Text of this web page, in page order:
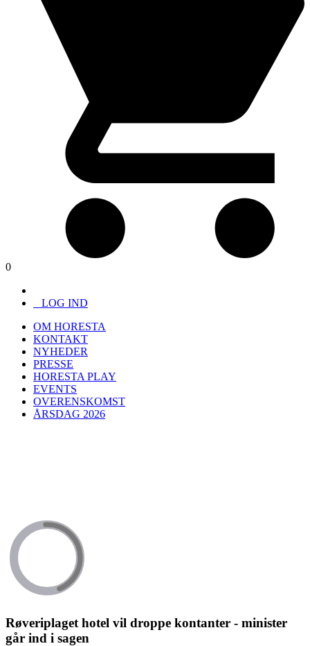
0
LOG IND
OM HORESTA
KONTAKT
NYHEDER
PRESSE
HORESTA PLAY
EVENTS
OVERENSKOMST
ÅRSDAG 2026
Røveriplaget hotel vil droppe kontanter - minister
går ind i sagen